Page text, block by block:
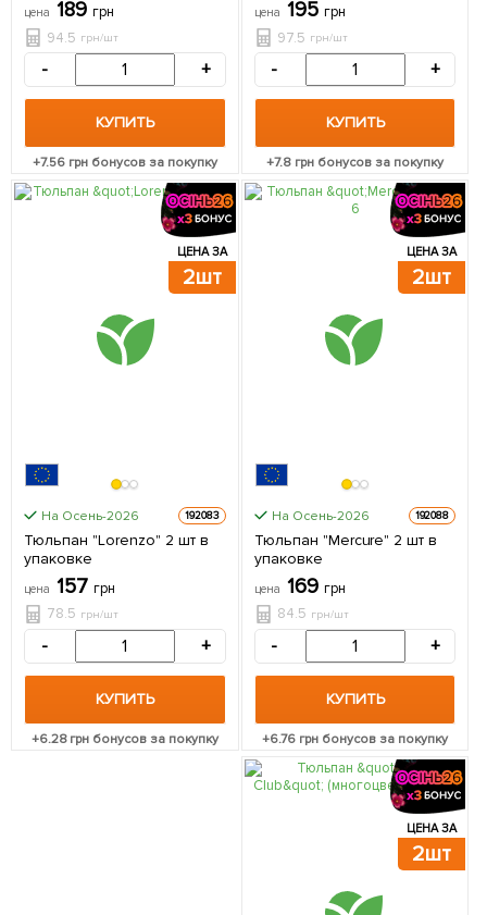
цена 189 грн
94.5 грн/шт
- +
КУПИТЬ
+7.56 грн бонусов за покупку
цена 195 грн
97.5 грн/шт
- +
КУПИТЬ
+7.8 грн бонусов за покупку
ЦЕНА ЗА
2шт
На Осень-2026 192083
Тюльпан "Lorenzo" 2 шт в
упаковке
цена 157 грн
78.5 грн/шт
- +
КУПИТЬ
+6.28грн бонусов за покупку
ЦЕНА ЗА
2шт
На Осень-2026 192088
Тюльпан "Mercure" 2 шт в
упаковке
цена 169 грн
84.5 грн/шт
- +
КУПИТЬ
+6.76 грн бонусов за покупку
ЦЕНА ЗА
2шт